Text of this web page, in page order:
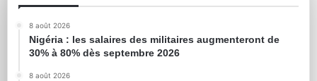
8 août 2026
Nigéria : les salaires des militaires augmenteront de
30% à 80% dès septembre 2026
8 août 2026